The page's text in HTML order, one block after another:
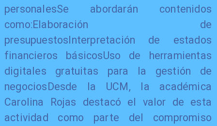
personalesSe abordarán contenidos
como:Elaboración de
presupuestosInterpretación de estados
financieros básicosUso de herramientas
digitales gratuitas para la gestión de
negociosDesde la UCM, la académica
Carolina Rojas destacó el valor de esta
actividad como parte del compromiso